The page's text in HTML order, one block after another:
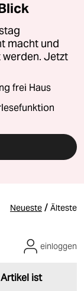
macht und
Jetzt
frei Haus
Neueste / Älteste
ist
einloggen